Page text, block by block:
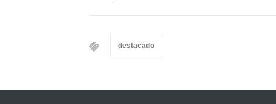
destacado